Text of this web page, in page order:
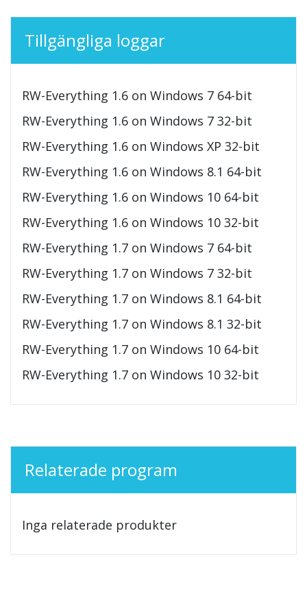
Tillgängliga loggar
RW-Everything 1.6 on Windows 7 64-bit
RW-Everything 1.6 on Windows 7 32-bit
RW-Everything 1.6 on Windows XP 32-bit
RW-Everything 1.6 on Windows 8.1 64-bit
RW-Everything 1.6 on Windows 10 64-bit
RW-Everything 1.6 on Windows 10 32-bit
RW-Everything 1.7 on Windows 7 64-bit
RW-Everything 1.7 on Windows 7 32-bit
RW-Everything 1.7 on Windows 8.1 64-bit
RW-Everything 1.7 on Windows 8.1 32-bit
RW-Everything 1.7 on Windows 10 64-bit
RW-Everything 1.7 on Windows 10 32-bit
Relaterade program
Inga relaterade produkter